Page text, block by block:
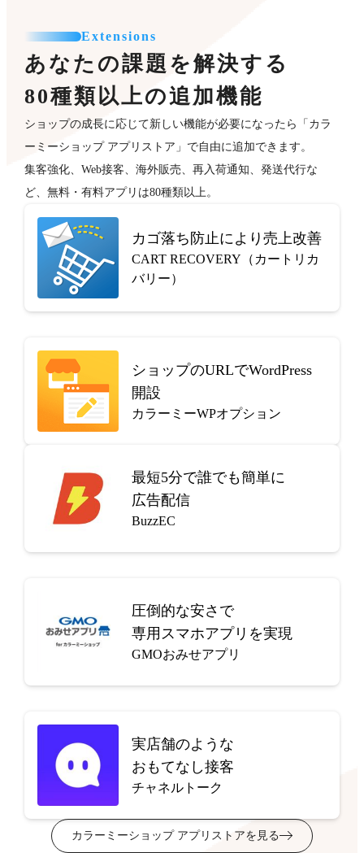
Extensions
あなたの課題を解決する
80種類以上の追加機能
ショップの成長に応じて新しい機能が必要になったら「カラ
ーミーショップ アプリストア」で自由に追加できます。
集客強化、Web接客、海外販売、再入荷通知、発送代行な
ど、無料・有料アプリは80種類以上。
カゴ落ち防止により売上改善
CART RECOVERY（カートリカ
バリー）
ショップのURLでWordPress
開設
カラーミーWPオプション
最短5分で誰でも簡単に
広告配信
BuzzEC
圧倒的な安さで
専用スマホアプリを実現
GMOおみせアプリ
実店舗のような
おもてなし接客
チャネルトーク
カラーミーショップ アプリストアを見る